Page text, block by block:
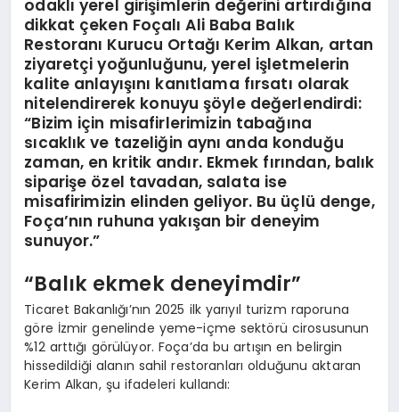
odaklı yerel girişimlerin değerini artırdığına
dikkat çeken Foçalı Ali Baba Balık
Restoranı Kurucu Ortağı Kerim Alkan, artan
ziyaretçi yoğunluğunu, yerel işletmelerin
kalite anlayışını kanıtlama fırsatı olarak
nitelendirerek konuyu şöyle değerlendirdi:
“Bizim için misafirlerimizin tabağına
sıcaklık ve tazeliğin aynı anda konduğu
zaman, en kritik andır. Ekmek fırından, balık
siparişe özel tavadan, salata ise
misafirimizin elinden geliyor. Bu üçlü denge,
Foça’nın ruhuna yakışan bir deneyim
sunuyor.”
“Balık ekmek deneyimdir”
Ticaret Bakanlığı’nın 2025 ilk yarıyıl turizm raporuna
göre İzmir genelinde yeme-içme sektörü cirosusunun
%12 arttığı görülüyor. Foça’da bu artışın en belirgin
hissedildiği alanın sahil restoranları olduğunu aktaran
Kerim Alkan, şu ifadeleri kullandı: